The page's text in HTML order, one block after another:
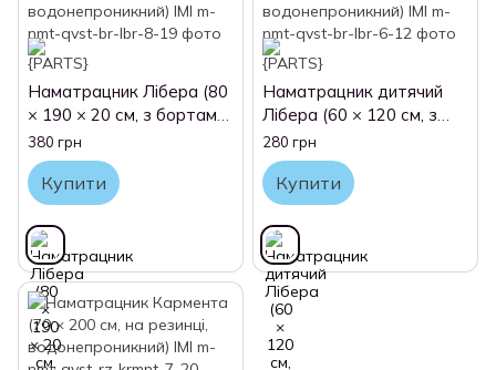
Наматрацник Лібера (80
× 190 × 20 см, з бортами,
водонепроникний) IMI
380 грн
Купити
Наматрацник дитячий
Лібера (60 × 120 см, з
бортами,
водонепроникний) IMI
280 грн
Купити